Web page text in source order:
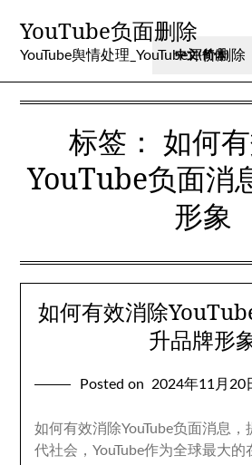
content
YouTube负面删除
YouTube舆情处理_YouTube评价删除
标签： 如何
YouTube负面消
形象
如何有效消除
升品牌形
Posted on 2024年11月20
如何有效消除YouTube负面消息
代社会，YouTube作为全球最大